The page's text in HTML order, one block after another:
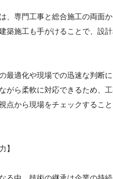
、専門工事と総合施工の両面
築施工も手がけることで、設
最適化や現場での迅速な判断
がら柔軟に対応できるため、
点から現場をチェックするこ
】